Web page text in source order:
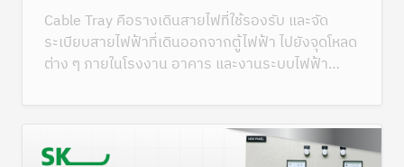
Cable Tray คือรางเดินสายไฟที่ใช้รองรับ และจัด
ระเบียบสายไฟฟ้าที่เดินออกจากตู้ไฟฟ้า ไปยังจุดโหลด
ต่าง ๆ ภายในโรงงาน อาคาร และงานระบบไฟฟ้า